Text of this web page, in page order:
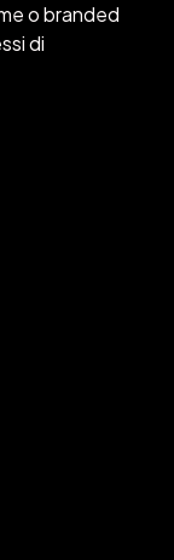
o branded
di